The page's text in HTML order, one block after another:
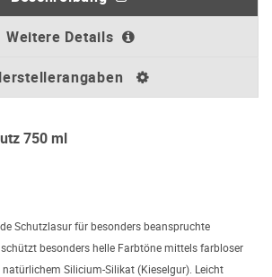
Weitere Details
750 ml
Schutzlasur für besonders beanspruchte
besonders helle Farbtöne mittels farbloser
Silicium-Silikat (Kieselgur). Leicht